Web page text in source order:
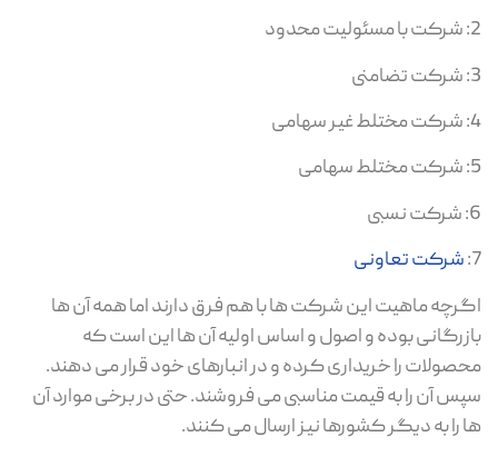
2: شرکت با مسئولیت محدود
3: شرکت تضامنی
4: شرکت مختلط غیر سهامی
5: شرکت مختلط سهامی
6: شرکت نسبی
7: شرکت تعاونی
اگرچه ماهیت این شرکت ها با هم فرق دارند اما همه آن ها
بازرگانی بوده و اصول و اساس اولیه آن ها این است که
محصولات را خریداری کرده و در انبارهای خود قرار می دهند.
سپس آن را به قیمت مناسبی می فروشند. حتی در برخی موارد آن
ها را به دیگر کشورها نیز ارسال می کنند.